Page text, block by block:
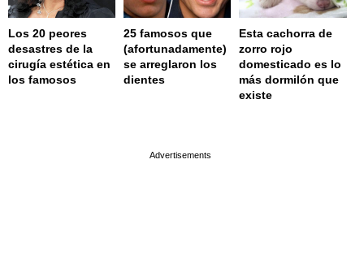
Los 20 peores
desastres de la
cirugía estética en
los famosos
25 famosos que
(afortunadamente)
se arreglaron los
dientes
Esta cachorra de
zorro rojo
domesticado es lo
más dormilón que
existe